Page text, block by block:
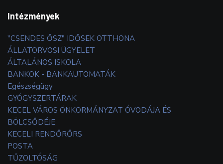
Intézmények
"CSENDES ŐSZ" IDŐSEK OTTHONA
ÁLLATORVOSI ÜGYELET
ÁLTALÁNOS ISKOLA
BANKOK - BANKAUTOMATÁK
Egészségügy
GYÓGYSZERTÁRAK
KECEL VÁROS ÖNKORMÁNYZAT ÓVODÁJA ÉS
BÖLCSŐDÉJE
KECELI RENDŐRŐRS
POSTA
TŰZOLTÓSÁG